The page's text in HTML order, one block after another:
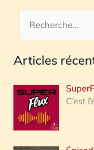
c
e
r
c
Articles
C’est